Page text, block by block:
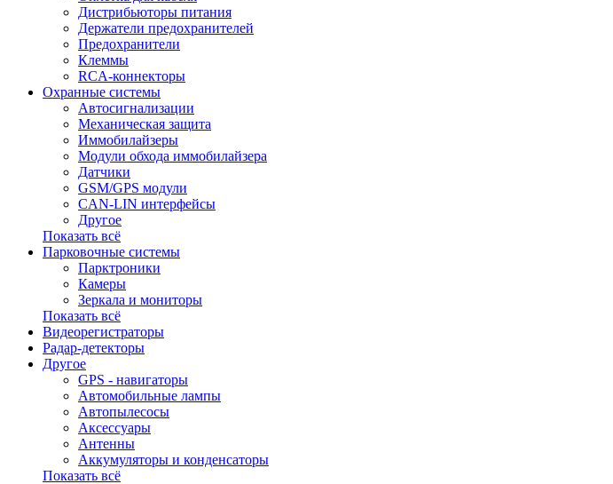
Дистрибьюторы питания
Держатели предохранителей
Предохранители
Клеммы
RCA-коннекторы
Охранные системы
Автосигнализации
Механическая защита
Иммобилайзеры
Модули обхода иммобилайзера
Датчики
GSM/GPS модули
CAN-LIN интерфейсы
Другое
Показать всё
Парковочные системы
Парктроники
Камеры
Зеркала и мониторы
Показать всё
Видеорегистраторы
Радар-детекторы
Другое
GPS - навигаторы
Автомобильные лампы
Автопылесосы
Аксессуары
Антенны
Аккумуляторы и конденсаторы
Показать всё